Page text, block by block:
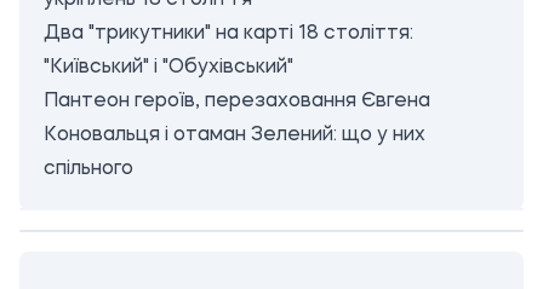
Два "трикутники" на карті 18 століття:
"Київський" і "Обухівський"
Пантеон героїв, перезаховання Євгена
Коновальця і отаман Зелений: що у них
спільного